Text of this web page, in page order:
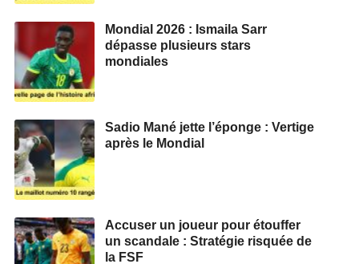
Mondial 2026 : Ismaila Sarr
dépasse plusieurs stars
mondiales
Sadio Mané jette l’éponge : Vertige
après le Mondial
Accuser un joueur pour étouffer
un scandale : Stratégie risquée de
la FSF